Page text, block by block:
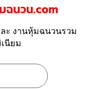
ฉนวน.com
ะ งานหุ้มฉนวนรวม
นียม